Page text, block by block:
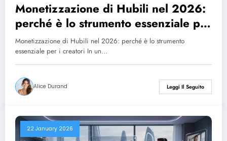
Monetizzazione di Hubili nel 2026:
perché è lo strumento essenziale per
i creatori
Monetizzazione di Hubili nel 2026: perché è lo strumento
essenziale per i creatori In un…
Alice Durand Leggi Il Seguito
22 January 2026